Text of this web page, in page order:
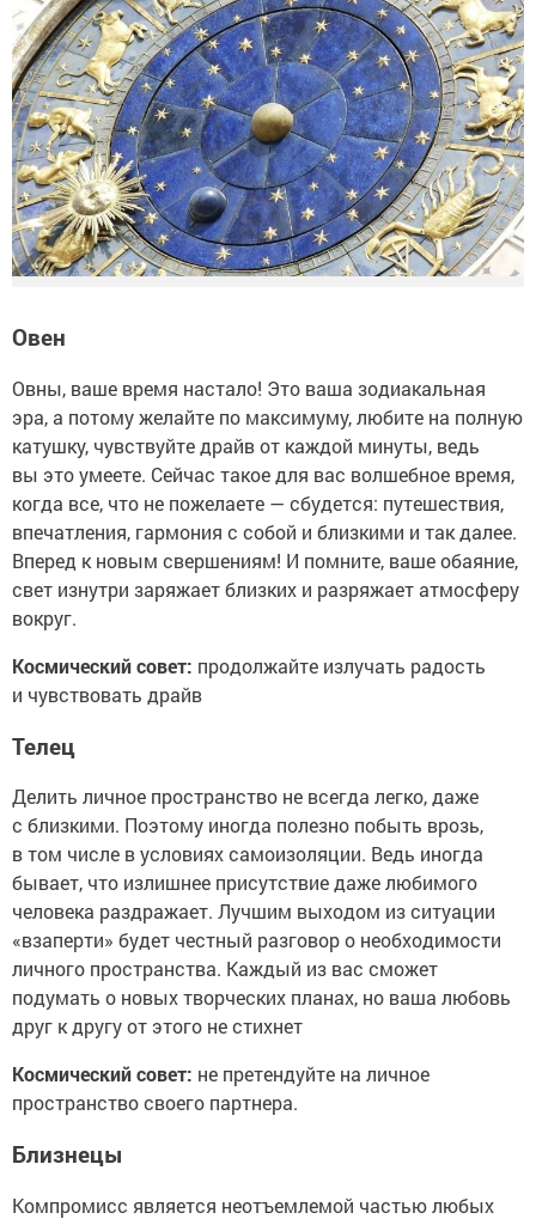
Овен
Овны, ваше время настало! Это ваша зодиакальная
эра, а потому желайте по максимуму, любите на полную
катушку, чувствуйте драйв от каждой минуты, ведь
вы это умеете. Сейчас такое для вас волшебное время,
когда все, что не пожелаете — сбудется: путешествия,
впечатления, гармония с собой и близкими и так далее.
Вперед к новым свершениям! И помните, ваше обаяние,
свет изнутри заряжает близких и разряжает атмосферу
вокруг.
Космический совет: продолжайте излучать радость
и чувствовать драйв
Телец
Делить личное пространство не всегда легко, даже
с близкими. Поэтому иногда полезно побыть врозь,
в том числе в условиях самоизоляции. Ведь иногда
бывает, что излишнее присутствие даже любимого
человека раздражает. Лучшим выходом из ситуации
«взаперти» будет честный разговор о необходимости
личного пространства. Каждый из вас сможет
подумать о новых творческих планах, но ваша любовь
друг к другу от этого не стихнет
Космический совет: не претендуйте на личное
пространство своего партнера.
Близнецы
Компромисс является неотъемлемой частью любых